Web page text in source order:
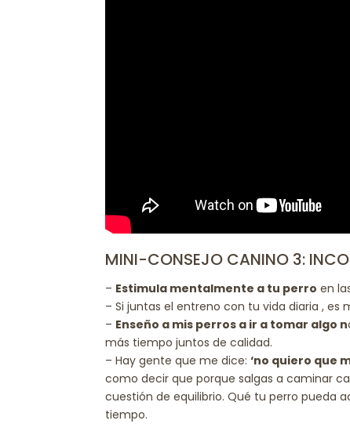
MINI-CONSEJO CANINO 3:
– Estimula mentalmente a tu perro en
– Si juntas el entreno con tu vida diaria , es
– Enseño a mis perros a ir a tomar algo n
más tiempo juntos de calidad.
– Hay gente que me dice:‘no quiero que
como decir que porque salgas a caminar
cuestión de equilibrio. Qué tu perro pueda
tiempo.